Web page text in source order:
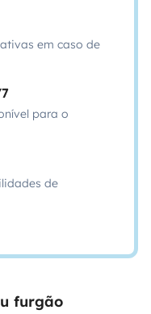
em caso de
para o
de
furgão